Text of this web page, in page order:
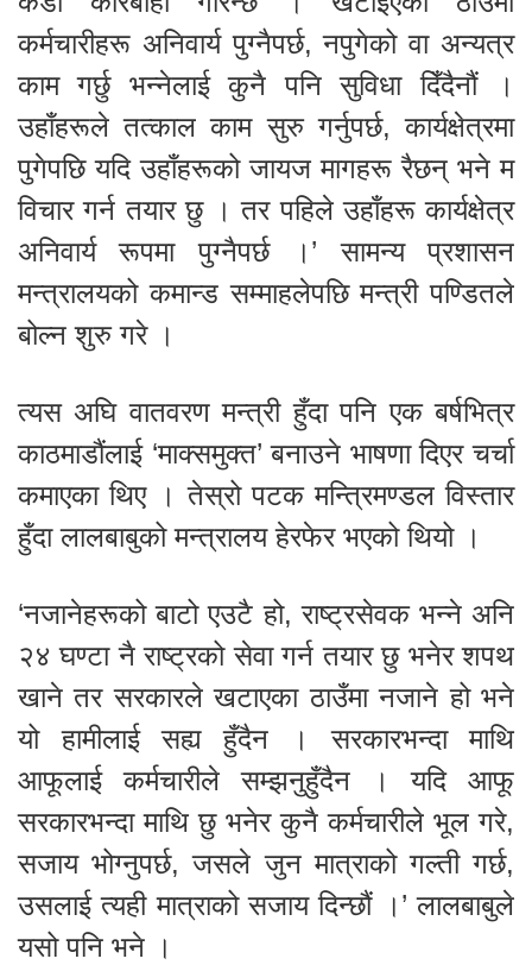
कर्मचारीहरू अनिवार्य पुग्नैपर्छ, नपुगेको वा अन्यत्र
काम गर्छु भन्नेलाई कुनै पनि सुविधा दिँदैनौं ।
उहाँहरूले तत्काल काम सुरु गर्नुपर्छ, कार्यक्षेत्रमा
पुगेपछि यदि उहाँहरूको जायज मागहरू रैछन् भने म
विचार गर्न तयार छु । तर पहिले उहाँहरू कार्यक्षेत्र
अनिवार्य रूपमा पुग्नैपर्छ ।’ सामन्य प्रशासन
मन्त्रालयको कमान्ड सम्माहलेपछि मन्त्री पण्डितले
बोल्न शुरु गरे ।
त्यस अघि वातवरण मन्त्री हुँदा पनि एक बर्षभित्र
काठमाडौंलाई ‘माक्समुक्त’ बनाउने भाषणा दिएर चर्चा
कमाएका थिए । तेस्रो पटक मन्त्रिमण्डल विस्तार
हुँदा लालबाबुको मन्त्रालय हेरफेर भएको थियो ।
‘नजानेहरूको बाटो एउटै हो, राष्ट्रसेवक भन्ने अनि
२४ घण्टा नै राष्ट्रको सेवा गर्न तयार छु भनेर शपथ
खाने तर सरकारले खटाएका ठाउँमा नजाने हो भने
यो हामीलाई सह्य हुँदैन । सरकारभन्दा माथि
आफूलाई कर्मचारीले सम्झनुहुँदैन । यदि आफू
सरकारभन्दा माथि छु भनेर कुनै कर्मचारीले भूल गरे,
सजाय भोग्नुपर्छ, जसले जुन मात्राको गल्ती गर्छ,
उसलाई त्यही मात्राको सजाय दिन्छौं ।’ लालबाबुले
यसो पनि भने ।